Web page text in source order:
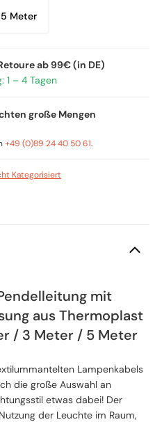
5 Meter
ab 99€ (in DE)
1 – 4 Tagen
große Mengen
+49 (0)89 24 40 50 61.
Kategorisiert
mit
aus Thermoplast
/ 3 Meter / 5 Meter
Lampenkabels
die große Auswahl an
etwas dabei! Der
der Leuchte im Raum,